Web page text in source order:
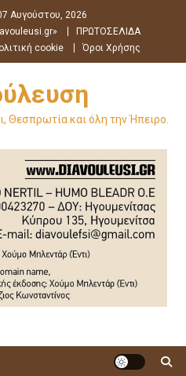
Αυγούστου, 2026
ΠΡΩΤΟΣΕΛΙΔΑ
cookie Όροι Χρήσης
Θεσπρωτία και όλη την Ήπειρο.